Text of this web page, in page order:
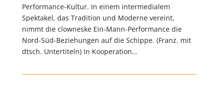
Performance-Kultur. In einem intermedialem
Spektakel, das Tradition und Moderne vereint,
nimmt die clowneske Ein-Mann-Performance die
Nord-Süd-Beziehungen auf die Schippe. (Franz. mit
dtsch. Untertiteln) In Kooperation…